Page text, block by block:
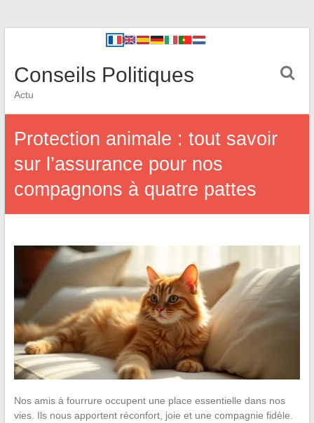
Conseils Politiques
Actu
Protection animale : tout savoir
sur l’assurance pour nos
compagnons à quatre pattes
Nos amis à fourrure occupent une place essentielle dans nos
vies. Ils nous apportent réconfort, joie et une compagnie fidèle.